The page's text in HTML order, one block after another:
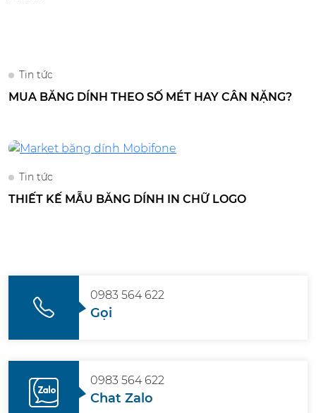
Tin tức
MUA BĂNG DÍNH THEO SỐ MÉT HAY CÂN NẶNG?
Tin tức
THIẾT KẾ MẪU BĂNG DÍNH IN CHỮ LOGO
0983 564 622
Gọi
0983 564 622
Chat Zalo